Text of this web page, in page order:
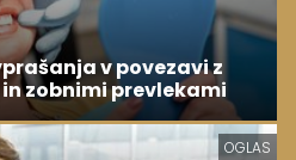
v povezavi z
zobnimi prevlekami
OGLAS